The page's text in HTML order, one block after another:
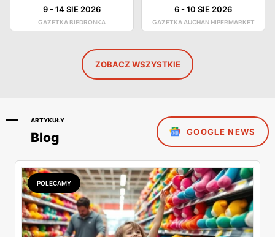
9-14 SIE 2026
GAZETKA BIEDRONKA
6-10 SIE 2026
GAZETKA AUCHAN HIPERMARKET
ZOBACZ WSZYSTKIE
ARTYKUŁY
Blog GOOGLE NEWS
POLECAMY